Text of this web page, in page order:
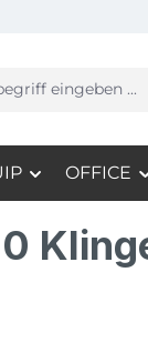
OFFICE